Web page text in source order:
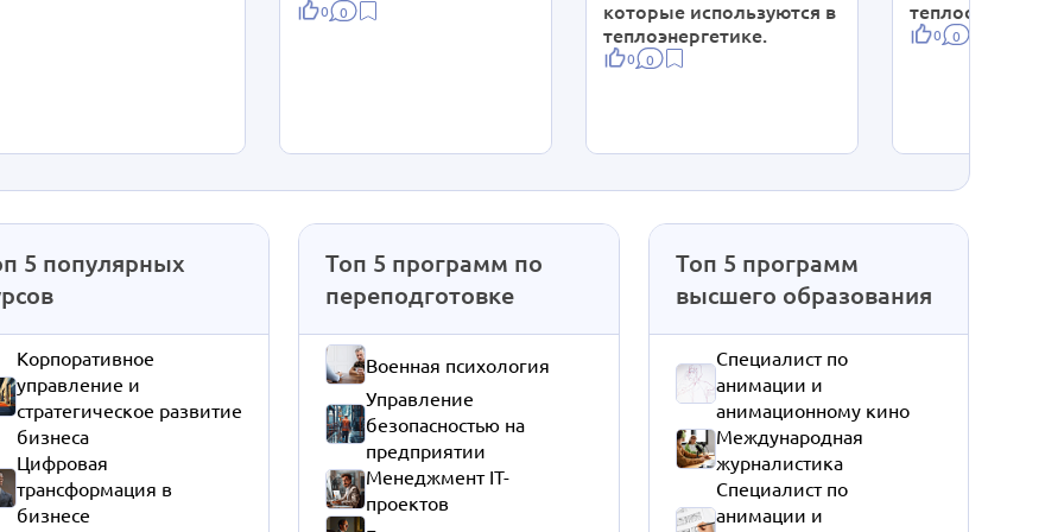
0 0
которые используются в
теплоэнергетике.
0 0
0 0
5 популярных
Корпоративное
управление и
стратегическое развитие
бизнеса
Цифровая
трансформация в
бизнесе
Топ 5 программ по
переподготовке
Военная психология
Управление
безопасностью на
предприятии
Менеджмент IT-
проектов
Топ 5 программ
высшего образования
Специалист по
анимации и
анимационному кино
Международная
журналистика
Специалист по
анимации и